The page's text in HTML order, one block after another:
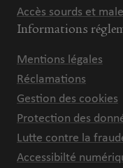
Accès sourds et
Informations
Mentions légales
Réclamations
Gestion des cookies
Protection des
Lutte contre la
Accessibilté